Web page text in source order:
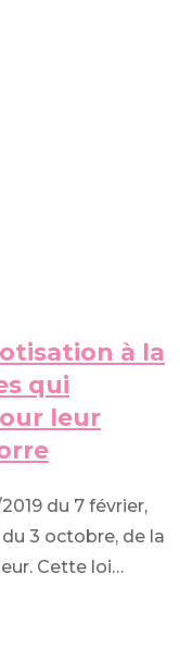
à la
qui
leur
du 7 février,
3 octobre, de la
Cette loi…